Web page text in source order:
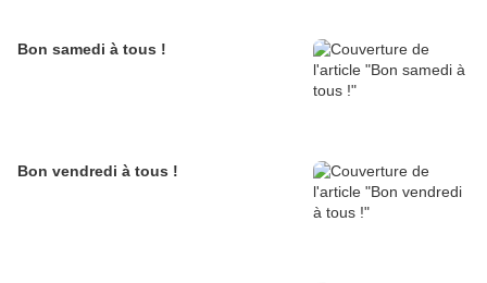
Bon samedi à tous !
Bon vendredi à tous !